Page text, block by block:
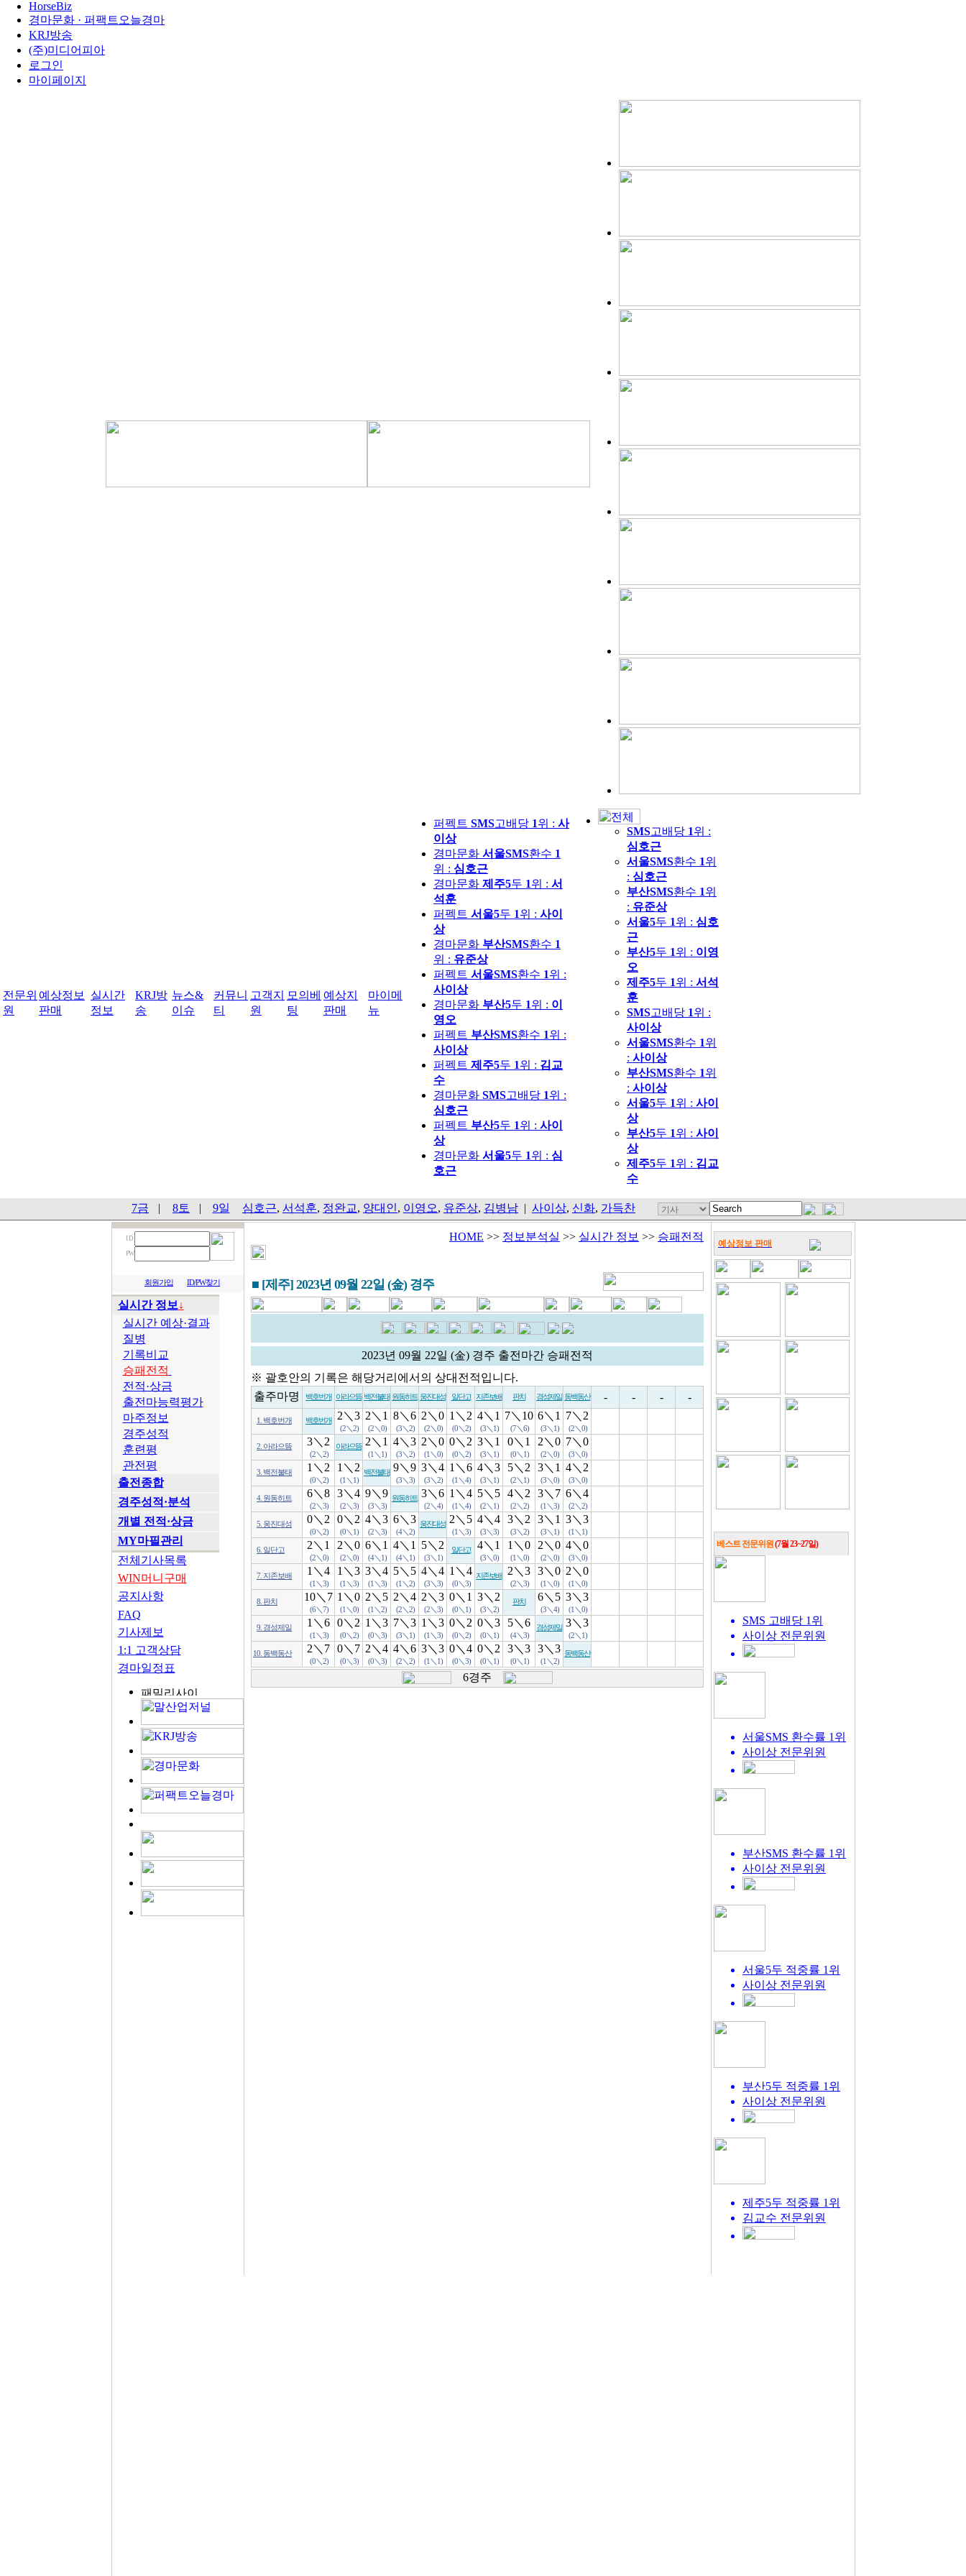
HorseBiz
경마문화 · 퍼팩트오늘경마
KRJ방송
(주)미디어피아
로그인
마이페이지
전문위
원
예상정보
판매
실시간
정보
KRJ방
송
뉴스&
이슈
커뮤니
티
고객지
원
모의베
팅
예상지
판매
마이메
뉴
퍼펙트 SMS고배당 1위 : 사
이상
경마문화 서울SMS환수 1
위 : 심호근
경마문화 제주5두 1위 : 서
석훈
퍼펙트 서울5두 1위 : 사이
상
경마문화 부산SMS환수 1
위 : 유준상
퍼펙트 서울SMS환수 1위 :
사이상
경마문화 부산5두 1위 : 이
영오
퍼펙트 부산SMS환수 1위 :
사이상
퍼펙트 제주5두 1위 : 김교
수
경마문화 SMS고배당 1위 :
심호근
퍼펙트 부산5두 1위 : 사이
상
경마문화 서울5두 1위 : 심
호근
SMS고배당 1위 :
심호근
서울SMS환수 1위
: 심호근
부산SMS환수 1위
: 유준상
서울5두 1위 : 심호
근
부산5두 1위 : 이영
오
제주5두 1위 : 서석
훈
SMS고배당 1위 :
사이상
서울SMS환수 1위
: 사이상
부산SMS환수 1위
: 사이상
서울5두 1위 : 사이
상
부산5두 1위 : 사이
상
제주5두 1위 : 김교
수
7금 | 8토 | 9일 심호근, 서석훈, 정완교, 양대인, 이영오, 유준상, 김병남 | 사이상, 신화, 가득찬
I D
PW
회원가입 ID/PW찾기
실시간 정보↓
실시간 예상·결과
질병
기록비교
승패전적
전적·상금
출전마능력평가
마주정보
경주성적
훈련평
관전평
출전종합
경주성적·분석
개별 전적·상금
MY마필관리
전체기사목록
WIN머니구매
공지사항
FAQ
기사제보
1:1 고객상담
경마일정표
HOME >> 정보분석실 >> 실시간 정보 >> 승패전적
■ [제주] 2023년 09월 22일 (金) 경주
2023년 09월 22일 (金) 경주 출전마간 승패전적
※ 괄호안의 기록은 해당거리에서의 상대전적입니다.
출주마명
백호번개 아라으뜸 백전불태 원동히트 웅진대성 일단고 지존보배 판치 경성제일 동백동산 - - - -
1. 백호번개 백호번개 2＼3
(2＼2)
2＼1
(2＼0)
8＼6
(3＼2)
2＼0
(2＼0)
1＼2
(0＼2)
4＼1
(3＼1)
7＼10
(7＼6)
6＼1
(3＼1)
7＼2
(2＼0)
2. 아라으뜸 3＼2
(2＼2)
아라으뜸 2＼1
(1＼1)
4＼3
(3＼2)
2＼0
(1＼0)
0＼2
(0＼2)
3＼1
(3＼1)
0＼1
(0＼1)
2＼0
(2＼0)
7＼0
(3＼0)
3. 백전불태 1＼2
(0＼2)
1＼2
(1＼1)
백전불태 9＼9
(3＼3)
3＼4
(3＼2)
1＼6
(1＼4)
4＼3
(3＼1)
5＼2
(2＼1)
3＼1
(3＼0)
4＼2
(3＼0)
4. 원동히트 6＼8
(2＼3)
3＼4
(2＼3)
9＼9
(3＼3)
원동히트 3＼6
(2＼4)
1＼4
(1＼4)
5＼5
(2＼1)
4＼2
(2＼2)
3＼7
(1＼3)
6＼4
(2＼2)
5. 웅진대성 0＼2
(0＼2)
0＼2
(0＼1)
4＼3
(2＼3)
6＼3
(4＼2)
웅진대성 2＼5
(1＼3)
4＼4
(3＼3)
3＼2
(3＼2)
3＼1
(3＼1)
3＼3
(1＼1)
6. 일단고 2＼1
(2＼0)
2＼0
(2＼0)
6＼1
(4＼1)
4＼1
(4＼1)
5＼2
(3＼1)
일단고 4＼1
(3＼0)
1＼0
(1＼0)
2＼0
(2＼0)
4＼0
(3＼0)
7. 지존보배 1＼4
(1＼3)
1＼3
(1＼3)
3＼4
(1＼3)
5＼5
(1＼2)
4＼4
(3＼3)
1＼4
(0＼3)
지존보배 2＼3
(2＼3)
3＼0
(1＼0)
2＼0
(1＼0)
8. 판치 10＼7
(6＼7)
1＼0
(1＼0)
2＼5
(1＼2)
2＼4
(2＼2)
2＼3
(2＼3)
0＼1
(0＼1)
3＼2
(3＼2)
판치 6＼5
(3＼4)
3＼3
(1＼0)
9. 경성제일 1＼6
(1＼3)
0＼2
(0＼2)
1＼3
(0＼3)
7＼3
(3＼1)
1＼3
(1＼3)
0＼2
(0＼2)
0＼3
(0＼1)
5＼6
(4＼3)
경성제일 3＼3
(2＼1)
10. 동백동산 2＼7
(0＼2)
0＼7
(0＼3)
2＼4
(0＼3)
4＼6
(2＼2)
3＼3
(1＼1)
0＼4
(0＼3)
0＼2
(0＼1)
3＼3
(0＼1)
3＼3
(1＼2)
동백동산
6경주
예상정보 판매
베스트 전문위원(7월 23~27일)
SMS 고배당 1위
사이상 전문위원
서울SMS 환수률 1위
사이상 전문위원
부산SMS 환수률 1위
사이상 전문위원
서울5두 적중률 1위
사이상 전문위원
부산5두 적중률 1위
사이상 전문위원
제주5두 적중률 1위
김교수 전문위원